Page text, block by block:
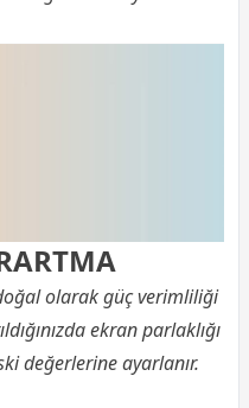
olarak güç verimliliği
ekran parlaklığı
değerlerine ayarlanır.